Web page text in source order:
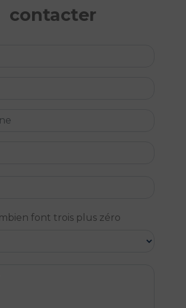
contacter
font trois plus zéro